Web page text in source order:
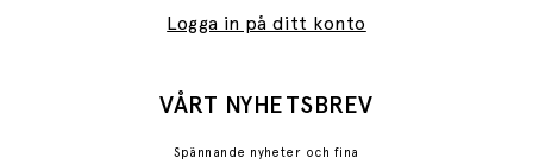
Logga in på ditt konto
VÅRT NYHETSBREV
Spännande nyheter och fina